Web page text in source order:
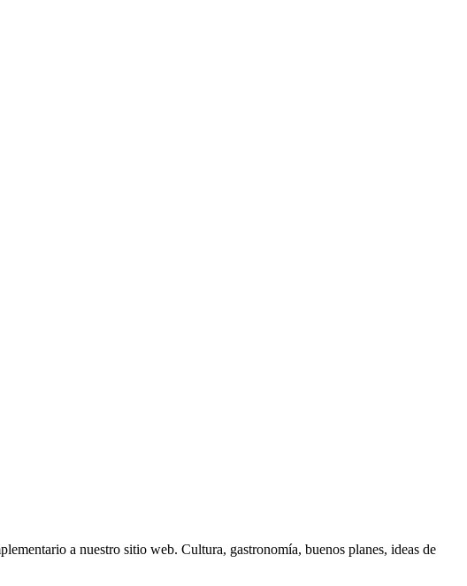
a nuestro sitio web. Cultura, gastronomía, buenos planes, ideas de